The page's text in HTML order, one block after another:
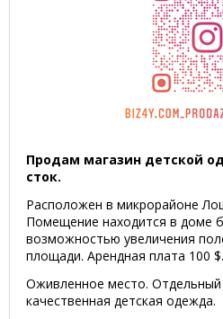
Продам магазин детской
сток.
Расположен в микрорайоне
Помещение находится в доме
возможностью увеличения
площади. Арендная плата 100 $.
Оживленное место. Отдельный
качественная детская одежда.